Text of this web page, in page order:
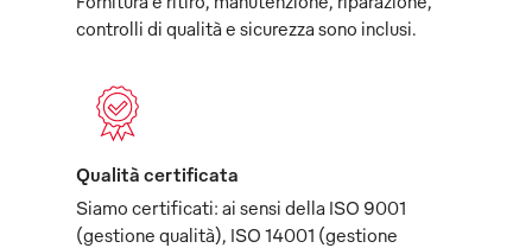
controlli di qualità e sicurezza sono inclusi.
Qualità certificata
Siamo certificati: ai sensi della ISO 9001
(gestione qualità), ISO 14001 (gestione